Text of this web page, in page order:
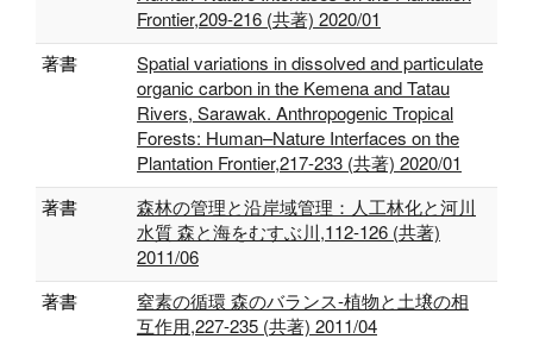
Frontier,209-216 (共著) 2020/01
著書
Spatial variations in dissolved and particulate
organic carbon in the Kemena and Tatau
Rivers, Sarawak. Anthropogenic Tropical
Forests: Human–Nature Interfaces on the
Plantation Frontier,217-233 (共著) 2020/01
著書
森林の管理と沿岸域管理：人工林化と河川
水質 森と海をむすぶ川,112-126 (共著)
2011/06
著書
窒素の循環 森のバランス-植物と土壌の相
互作用,227-235 (共著) 2011/04